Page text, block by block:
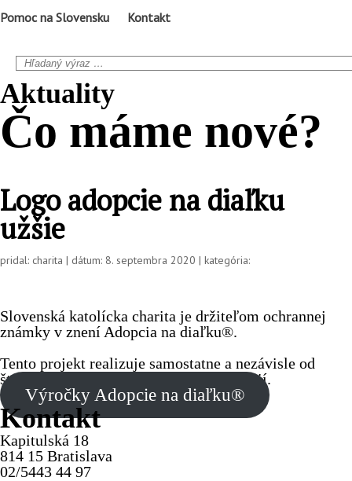
Pomoc na Slovensku Kontakt
Aktuality
Čo máme nové?
Logo adopcie na diaľku
užšie
pridal: charita | dátum: 8. septembra 2020 | kategória:
Slovenská katolícka charita je držiteľom ochrannej
známky v znení Adopcia na diaľku®.
Tento projekt realizuje samostatne a nezávisle od
štátnych či iných neziskových organizácií.
Výročky Adopcie na diaľku®
Kontakt
Kapitulská 18
814 15 Bratislava
02/5443 44 97